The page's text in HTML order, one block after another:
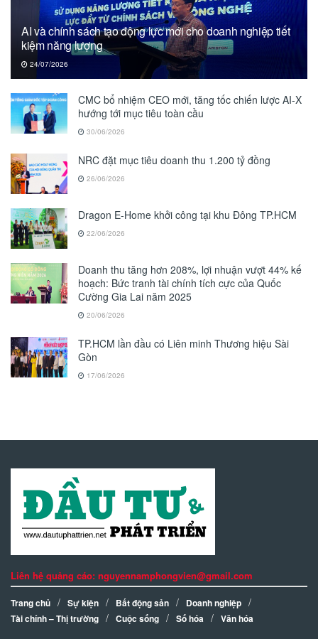
AI và chính sách tạo động lực mới cho doanh nghiệp tiết
kiệm năng lượng
24/07/2026
CMC bổ nhiệm CEO mới, tăng tốc chiến lược AI-X
hướng tới mục tiêu toàn cầu
30/06/2026
NRC đặt mục tiêu doanh thu 1.200 tỷ đồng
26/06/2026
Dragon E-Home khởi công tại khu Đông TP.HCM
22/06/2026
Doanh thu tăng hơn 208%, lợi nhuận vượt 44% kế
hoạch: Bức tranh tài chính tích cực của Quốc
Cường Gia Lai năm 2025
20/06/2026
TP.HCM lần đầu có Liên minh Thương hiệu Sài
Gòn
17/06/2026
Liên hệ quảng cáo: nguyennamphongvien@gmail.com
Trang chủ Sự kiện Bất động sản
Doanh nghiệp
Tài chính – Thị trường
Cuộc sống Số hóa Văn hóa